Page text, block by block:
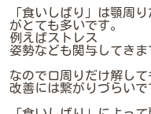
「食いしばり」は顎周
がとても多いです。
例えばストレス
姿勢なども関与してきま
なので口周りだけ解して
改善には繋がりづらいで